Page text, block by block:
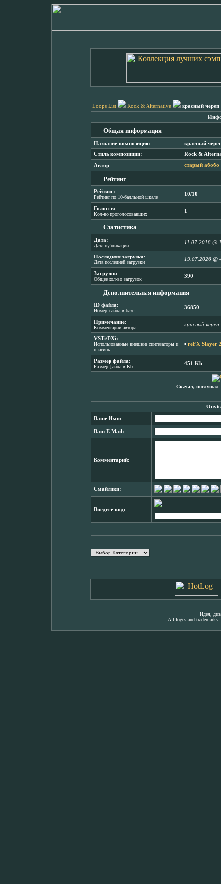
Loops List Rock & Alternative красный череп
Общая информация
Название композиции: красный череп
Стиль композиции: Rock &
Автор: старый абобо
Рейтинг
Рейтинг:
Рейтинг по 10-балльной шкале
10/10
Голосов:
Кол-во проголосовавших
1
Статистика
Дата:
Дата публикации
11.07.2018 @
Последняя загрузка:
Дата последней загрузки
19.07.2026 @
Загрузок:
Общее кол-во загрузок
390
Дополнительная информация
ID файла:
Номер файла в базе
36850
Примечание:
Комментарии автора
красный череп
VSTi/DXi:
Использованные внешние синтезаторы и
плагины
▪ reFX Slayer
Размер файла:
Размер файла в Kb
451 Kb
Скачал, послушал
Ваше Имя:
Ваш E-Mail:
Комментарий:
Смайлики:
Введите код:
Идея,
All logos and trademarks